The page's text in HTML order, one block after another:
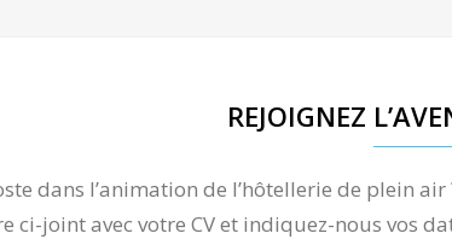
REJOIGNEZ
dans l’animation de l’hôtellerie de plein
ci-joint avec votre CV et indiquez-nous vos